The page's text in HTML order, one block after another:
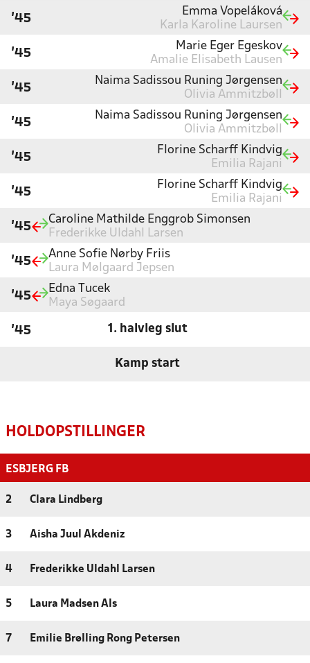
'45
Emma Vopeláková
Karla Karoline Laursen
'45
Marie Eger Egeskov
Amalie Elisabeth Lausen
'45
Naima Sadissou Runing Jørgensen
Olivia Ammitzbøll
'45
Naima Sadissou Runing Jørgensen
Olivia Ammitzbøll
'45
Florine Scharff Kindvig
Emilia Rajani
'45
Florine Scharff Kindvig
Emilia Rajani
'45
Caroline Mathilde Enggrob Simonsen
Frederikke Uldahl Larsen
'45
Anne Sofie Nørby Friis
Laura Mølgaard Jepsen
'45
Edna Tucek
Maya Søgaard
'45 1. halvleg slut
Kamp start
HOLDOPSTILLINGER
ESBJERG FB
2 Clara Lindberg
3 Aisha Juul Akdeniz
4 Frederikke Uldahl Larsen
5 Laura Madsen Als
7 Emilie Brølling Rong Petersen